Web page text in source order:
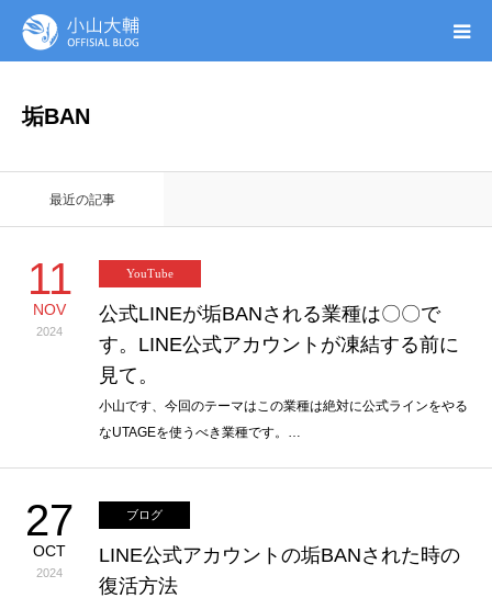
垢BAN
最近の記事
11
NOV
2024
YouTube
公式LINEが垢BANされる業種は〇〇で
す。LINE公式アカウントが凍結する前に
見て。
小山です、今回のテーマはこの業種は絶対に公式ラインをやる
なUTAGEを使うべき業種です。…
27
OCT
2024
ブログ
LINE公式アカウントの垢BANされた時の
復活方法
無料ガイドブック
オンシク本
プロフィール